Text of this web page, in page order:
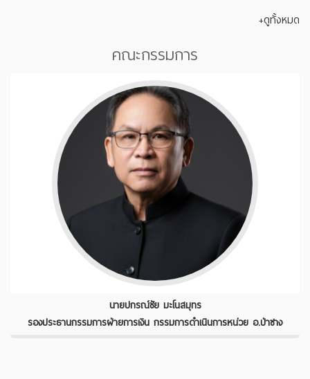
+ดูทั้งหมด
คณะกรรมการ
นายปกรณ์ชัย มะโนสมุทร
รองประธานกรรมการฝ่ายการเงิน กรรมการดำเนินการหน่วย อ.ป่าซาง